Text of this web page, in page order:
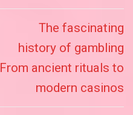
The fascinating
history of gambling
From ancient rituals to
modern casinos